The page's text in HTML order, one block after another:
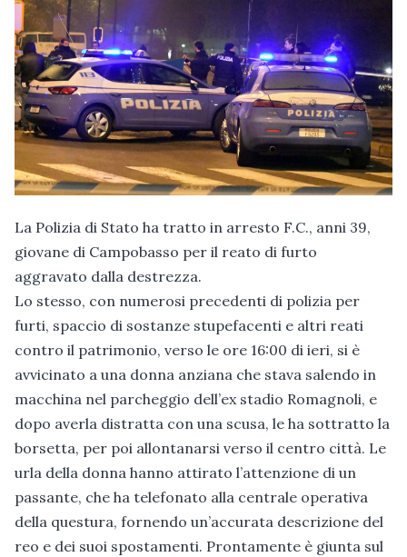
La Polizia di Stato ha tratto in arresto F.C., anni 39,
giovane di Campobasso per il reato di furto
aggravato dalla destrezza.
Lo stesso, con numerosi precedenti di polizia per
furti, spaccio di sostanze stupefacenti e altri reati
contro il patrimonio, verso le ore 16:00 di ieri, si è
avvicinato a una donna anziana che stava salendo in
macchina nel parcheggio dell’ex stadio Romagnoli, e
dopo averla distratta con una scusa, le ha sottratto la
borsetta, per poi allontanarsi verso il centro città. Le
urla della donna hanno attirato l’attenzione di un
passante, che ha telefonato alla centrale operativa
della questura, fornendo un’accurata descrizione del
reo e dei suoi spostamenti. Prontamente è giunta sul